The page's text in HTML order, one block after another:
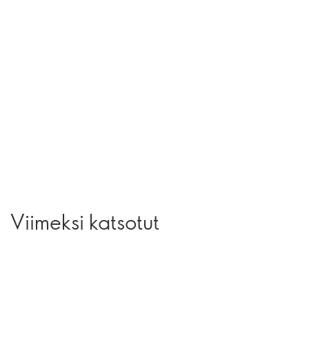
Viimeksi katsotut